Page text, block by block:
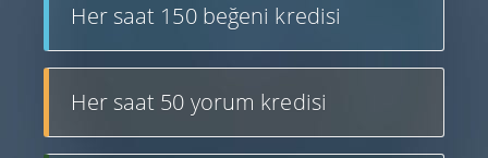
Her saat 150 beğeni kredisi
Her saat 50 yorum kredisi